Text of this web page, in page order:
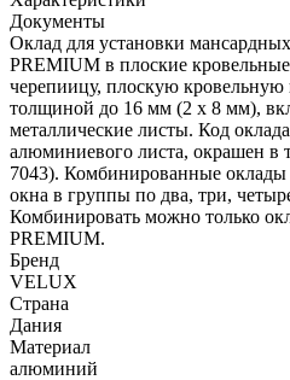
Документы
Оклад для установки
PREMIUM в плоские
черепиицу, плоскую
толщиной до 16 мм (2 x 8 мм),
металлические листы. Код
алюминиевого листа, окрашен в
7043). Комбинированные оклады
окна в группы по два, три,
Комбинировать можно только
PREMIUM.
Бренд
VELUX
Страна
Дания
Материал
алюминий